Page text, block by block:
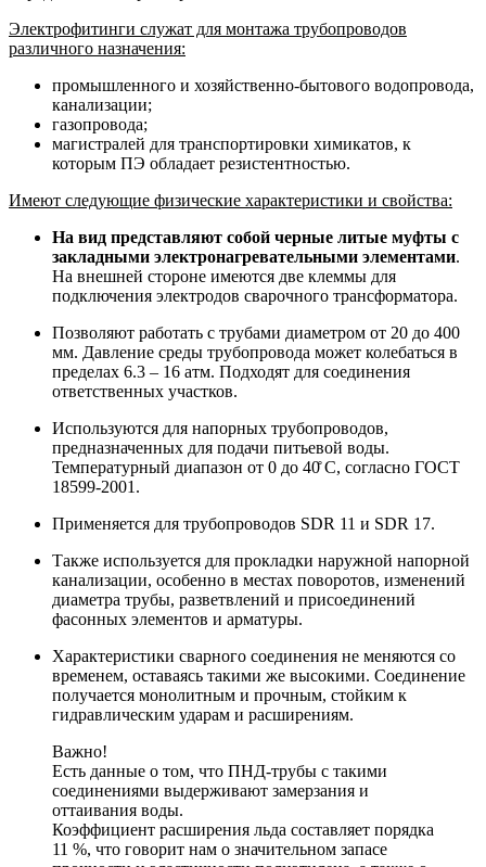
Электрофитинги служат для монтажа трубопроводов
различного назначения:
промышленного и хозяйственно-бытового водопровода,
канализации;
газопровода;
магистралей для транспортировки химикатов, к
которым ПЭ обладает резистентностью.
Имеют следующие физические характеристики и свойства:
На вид представляют собой черные литые муфты с
закладными электронагревательными элементами.
На внешней стороне имеются две клеммы для
подключения электродов сварочного трансформатора.
Позволяют работать с трубами диаметром от 20 до 400
мм. Давление среды трубопровода может колебаться в
пределах 6.3 – 16 атм. Подходят для соединения
ответственных участков.
Используются для напорных трубопроводов,
предназначенных для подачи питьевой воды.
Температурный диапазон от 0 до 40̊ С, согласно ГОСТ
18599-2001.
Применяется для трубопроводов SDR 11 и SDR 17.
Также используется для прокладки наружной напорной
канализации, особенно в местах поворотов, изменений
диаметра трубы, разветвлений и присоединений
фасонных элементов и арматуры.
Характеристики сварного соединения не меняются со
временем, оставаясь такими же высокими. Соединение
получается монолитным и прочным, стойким к
гидравлическим ударам и расширениям.
Важно!
Есть данные о том, что ПНД-трубы с такими
соединениями выдерживают замерзания и
оттаивания воды.
Коэффициент расширения льда составляет порядка
11 %, что говорит нам о значительном запасе